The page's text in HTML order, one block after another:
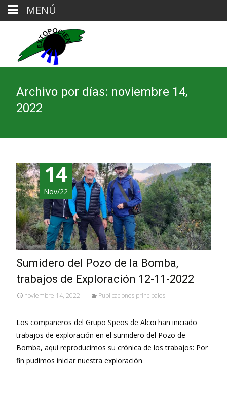
Archivo por días: noviembre 14,
2022
14
Nov/22
Sumidero del Pozo de la Bomba,
trabajos de Exploración 12-11-2022
noviembre 14, 2022 Publicaciones principales
Los compañeros del Grupo Speos de Alcoi han iniciado
trabajos de exploración en el sumidero del Pozo de
Bomba, aquí reproducimos su crónica de los trabajos: Por
fin pudimos iniciar nuestra exploración
MENÚ